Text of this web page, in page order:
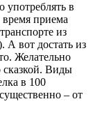
употреблять в
приема
из
А вот достать из
Желательно
сказкой. Виды
в 100
– от